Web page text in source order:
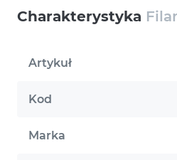
Jedną z głównych zalet
tworzenia elementów
węglowe zapewnia mu
Charakterystyka
Artykuł
Kod
Marka